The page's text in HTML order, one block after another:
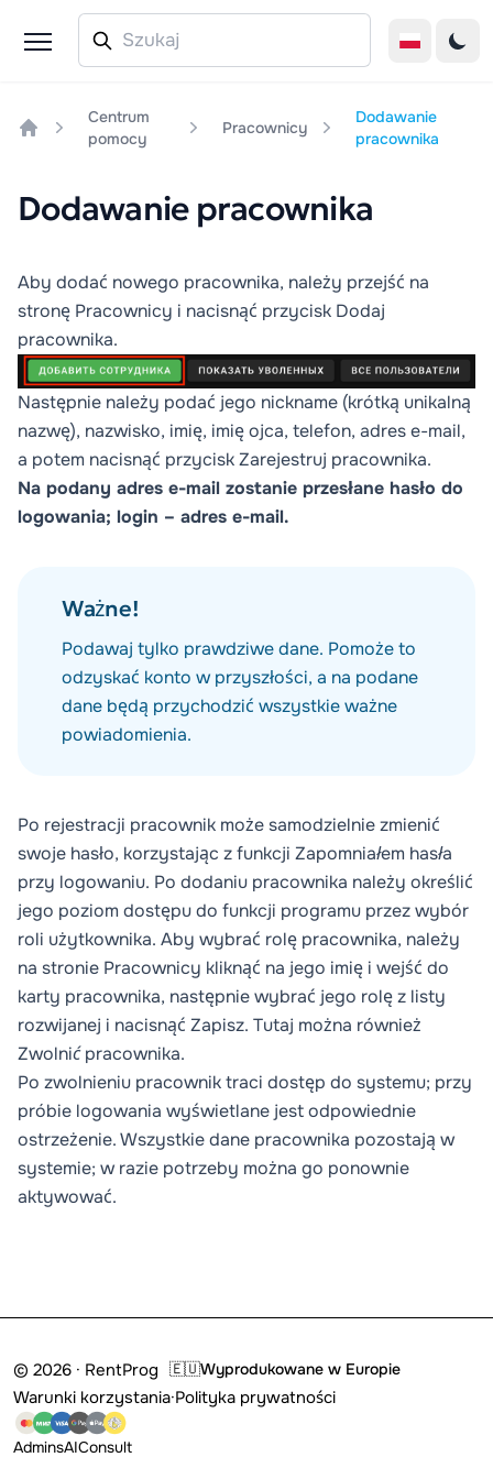
Centrum
pomocy
Pracownicy
Dodawanie
pracownika
Dodawanie pracownika
Aby dodać nowego pracownika, należy przejść na
stronę Pracownicy i nacisnąć przycisk Dodaj
pracownika.
Następnie należy podać jego nickname (krótką unikalną
nazwę), nazwisko, imię, imię ojca, telefon, adres e-mail,
a potem nacisnąć przyciskZarejestruj pracownika.
Na podany adres e-mail zostanie przesłane hasło do
logowania; login – adres e-mail.
Ważne!
Podawaj tylko prawdziwe dane. Pomoże to
odzyskać konto w przyszłości, a na podane
dane będą przychodzić wszystkie ważne
powiadomienia.
Po rejestracji pracownik może samodzielnie zmienić
swoje hasło, korzystając z funkcji Zapomniałem hasła
przy logowaniu. Po dodaniu pracownika należy określić
jego poziom dostępu do funkcji programu przez wybór
roli użytkownika. Aby wybrać rolę pracownika, należy
na stronie Pracownicy kliknąć na jego imię i wejść do
karty pracownika, następnie wybrać jego rolę z listy
rozwijanej i nacisnąć Zapisz. Tutaj można również
Zwolnićpracownika.
Po zwolnieniu pracownik traci dostęp do systemu; przy
próbie logowania wyświetlane jest odpowiednie
ostrzeżenie. Wszystkie dane pracownika pozostają w
systemie; w razie potrzeby można go ponownie
aktywować.
© 2026 · RentProg 🇪🇺Wyprodukowane w Europie
Warunki korzystania·Polityka prywatności
AdminsAIConsult